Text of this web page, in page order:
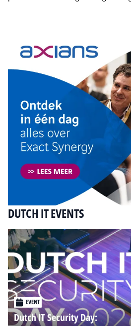
DUTCH IT EVENTS
EVENT
Dutch IT Security Day: